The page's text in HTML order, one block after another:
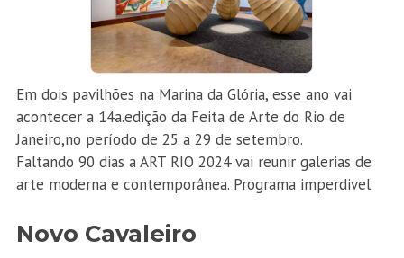
Em dois pavilhões na Marina da Glória, esse ano vai
acontecer a 14a.edição da Feita de Arte do Rio de
Janeiro,no período de 25 a 29 de setembro.
Faltando 90 dias a ART RIO 2024 vai reunir galerias de
arte moderna e contemporânea. Programa imperdivel
Novo Cavaleiro